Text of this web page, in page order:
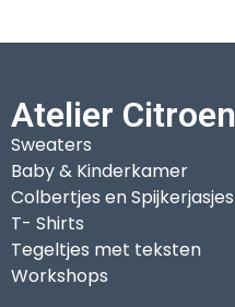
Atelier Citroen
Sweaters
Baby & Kinderkamer
Colbertjes en Spijkerjasjes
T- Shirts
Tegeltjes met teksten
Workshops